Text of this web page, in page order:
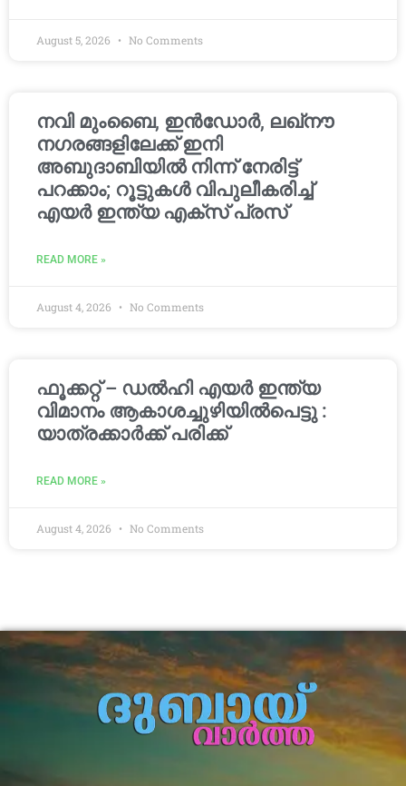
August 5, 2026 No Comments
നവി മുംബൈ, ഇൻഡോർ, ലഖ്നൗ
നഗരങ്ങളിലേക്ക് ഇനി
അബുദാബിയിൽ നിന്ന് നേരിട്ട്
പറക്കാം; റൂട്ടുകൾ വിപുലീകരിച്ച്
എയർ ഇന്ത്യ എക്സ് പ്രസ്
READ MORE »
August 4, 2026 No Comments
ഫൂക്കറ്റ് – ഡൽഹി എയര്‍ ഇന്ത്യ
വിമാനം ആകാശച്ചുഴിയില്‍പെട്ടു :
യാത്രക്കാര്‍ക്ക് പരിക്ക്
READ MORE »
August 4, 2026 No Comments